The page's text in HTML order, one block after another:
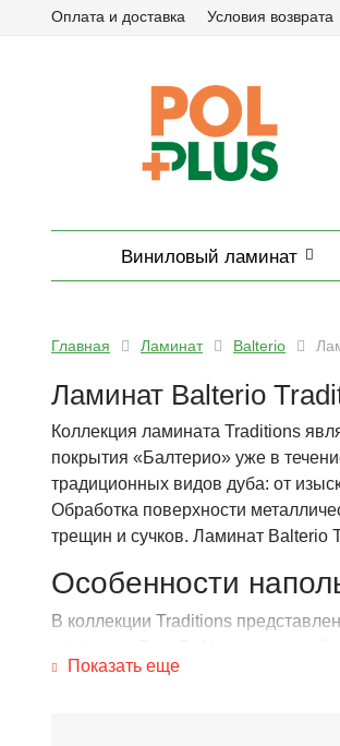
Оплата и доставка Условия возврата
Виниловый ламинат
Главная Ламинат Balterio
Ламинат Balterio
Коллекция ламината Traditions
покрытия «Балтерио» уже в
традиционных видов дуба: от
Обработка поверхности
трещин и сучков. Ламинат Balterio
Особенности
В коллекции Traditions
Показать еще